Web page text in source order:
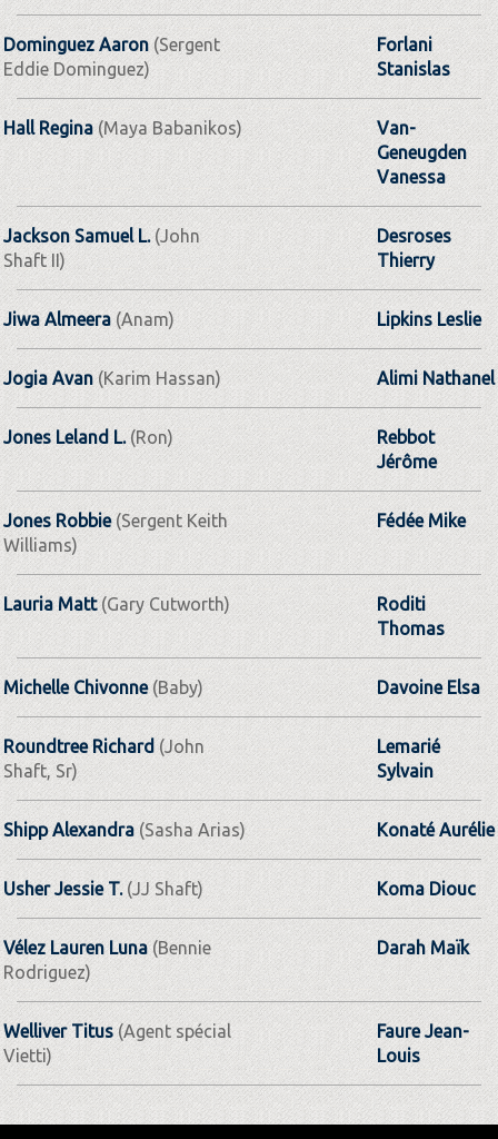
Dominguez Aaron (Sergent
Eddie Dominguez)
Forlani
Stanislas
Hall Regina(Maya Babanikos)
Van-
Geneugden
Vanessa
Jackson Samuel L.(John
Shaft II)
Desroses
Thierry
Jiwa Almeera (Anam) Lipkins Leslie
Jogia Avan(Karim Hassan) Alimi Nathanel
Jones Leland L. (Ron)
Rebbot
Jérôme
Jones Robbie(Sergent Keith
Williams)
Fédée Mike
Lauria Matt(Gary Cutworth)
Roditi
Thomas
Michelle Chivonne(Baby) Davoine Elsa
Roundtree Richard (John
Shaft, Sr)
Lemarié
Sylvain
Shipp Alexandra (Sasha Arias) Konaté Aurélie
Usher Jessie T.(JJ Shaft) Koma Diouc
Vélez Lauren Luna(Bennie
Rodriguez)
Darah Maïk
Welliver Titus(Agent spécial
Vietti)
Faure Jean-
Louis